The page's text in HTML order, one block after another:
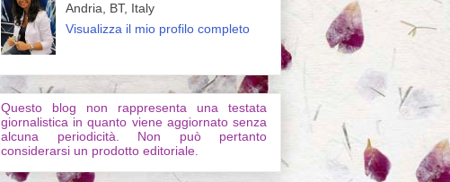
Andria, BT, Italy
Visualizza il mio profilo completo
Questo blog non rappresenta una testata
giornalistica in quanto viene aggiornato senza
alcuna periodicità. Non può pertanto
considerarsi un prodotto editoriale.